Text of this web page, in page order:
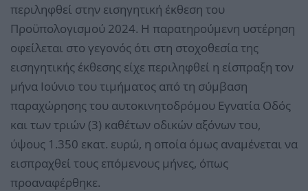
περιληφθεί στην εισηγητική έκθεση του
Προϋπολογισμού 2024. Η παρατηρούμενη υστέρηση
οφείλεται στο γεγονός ότι στη στοχοθεσία της
εισηγητικής έκθεσης είχε περιληφθεί η είσπραξη τον
μήνα Ιούνιο του τιμήματος από τη σύμβαση
παραχώρησης του αυτοκινητοδρόμου Εγνατία Οδός
και των τριών (3) καθέτων οδικών αξόνων του,
ύψους 1.350 εκατ. ευρώ, η οποία όμως αναμένεται να
εισπραχθεί τους επόμενους μήνες, όπως
προαναφέρθηκε.